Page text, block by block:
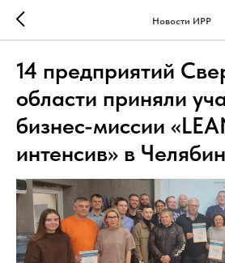
Новости ИРР
14 предприятий
области приняли
бизнес-миссии
интенсив» в